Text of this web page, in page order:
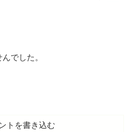
でした。
トを書き込む